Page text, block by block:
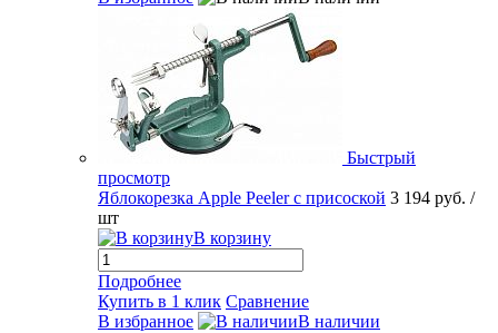
Быстрый
просмотр
Яблокорезка Apple Peeler с присоской 3 194 руб. /
шт
В корзину
Подробнее
Купить в 1 клик Сравнение
В избранное
В наличии